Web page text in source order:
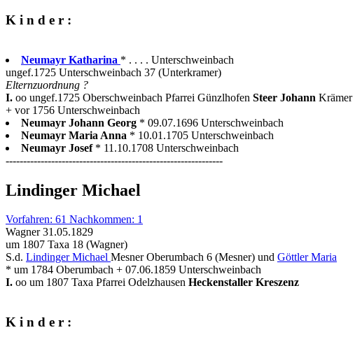
K i n d e r :
Neumayr Katharina * . . . . Unterschweinbach
ungef.1725 Unterschweinbach 37 (Unterkramer)
Elternzuordnung ?
I. oo ungef.1725 Oberschweinbach Pfarrei Günzlhofen Steer Johann Krämer
+ vor 1756 Unterschweinbach
Neumayr Johann Georg * 09.07.1696 Unterschweinbach
Neumayr Maria Anna * 10.01.1705 Unterschweinbach
Neumayr Josef * 11.10.1708 Unterschweinbach
--------------------------------------------------------------
Lindinger Michael
Vorfahren: 61 Nachkommen: 1
Wagner 31.05.1829
um 1807 Taxa 18 (Wagner)
S.d. Lindinger Michael Mesner Oberumbach 6 (Mesner) und Göttler Maria
* um 1784 Oberumbach + 07.06.1859 Unterschweinbach
I. oo um 1807 Taxa Pfarrei Odelzhausen Heckenstaller Kreszenz
K i n d e r :